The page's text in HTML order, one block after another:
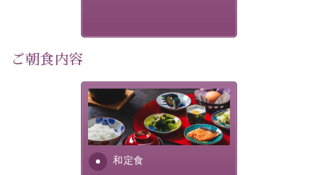
・館内フリーWi-Fi
・駐車場完備
・個室料亭で個室食
・朝食はこだわりの味噌汁をはじめとした和定食
ご朝食内容
和定食
さっぱりとした和食膳に使わ
れる食材は、諏訪の名産品を
ふんだんに取り入れ、安心・
安全を心掛けた長野県産...